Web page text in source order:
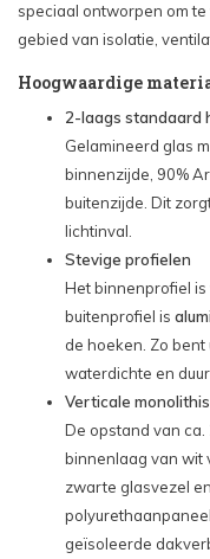
speciaal ontworpen om
gebied van isolatie,
Hoogwaardige
2-laags standaard
Gelamineerd glas
binnenzijde, 90%
buitenzijde. Dit
lichtinval.
Stevige profielen
Het binnenprofiel is
buitenprofiel is
de hoeken. Zo
waterdichte en
Verticale
De opstand van
binnenlaag van wit
zwarte glasvezel
geïsoleerde